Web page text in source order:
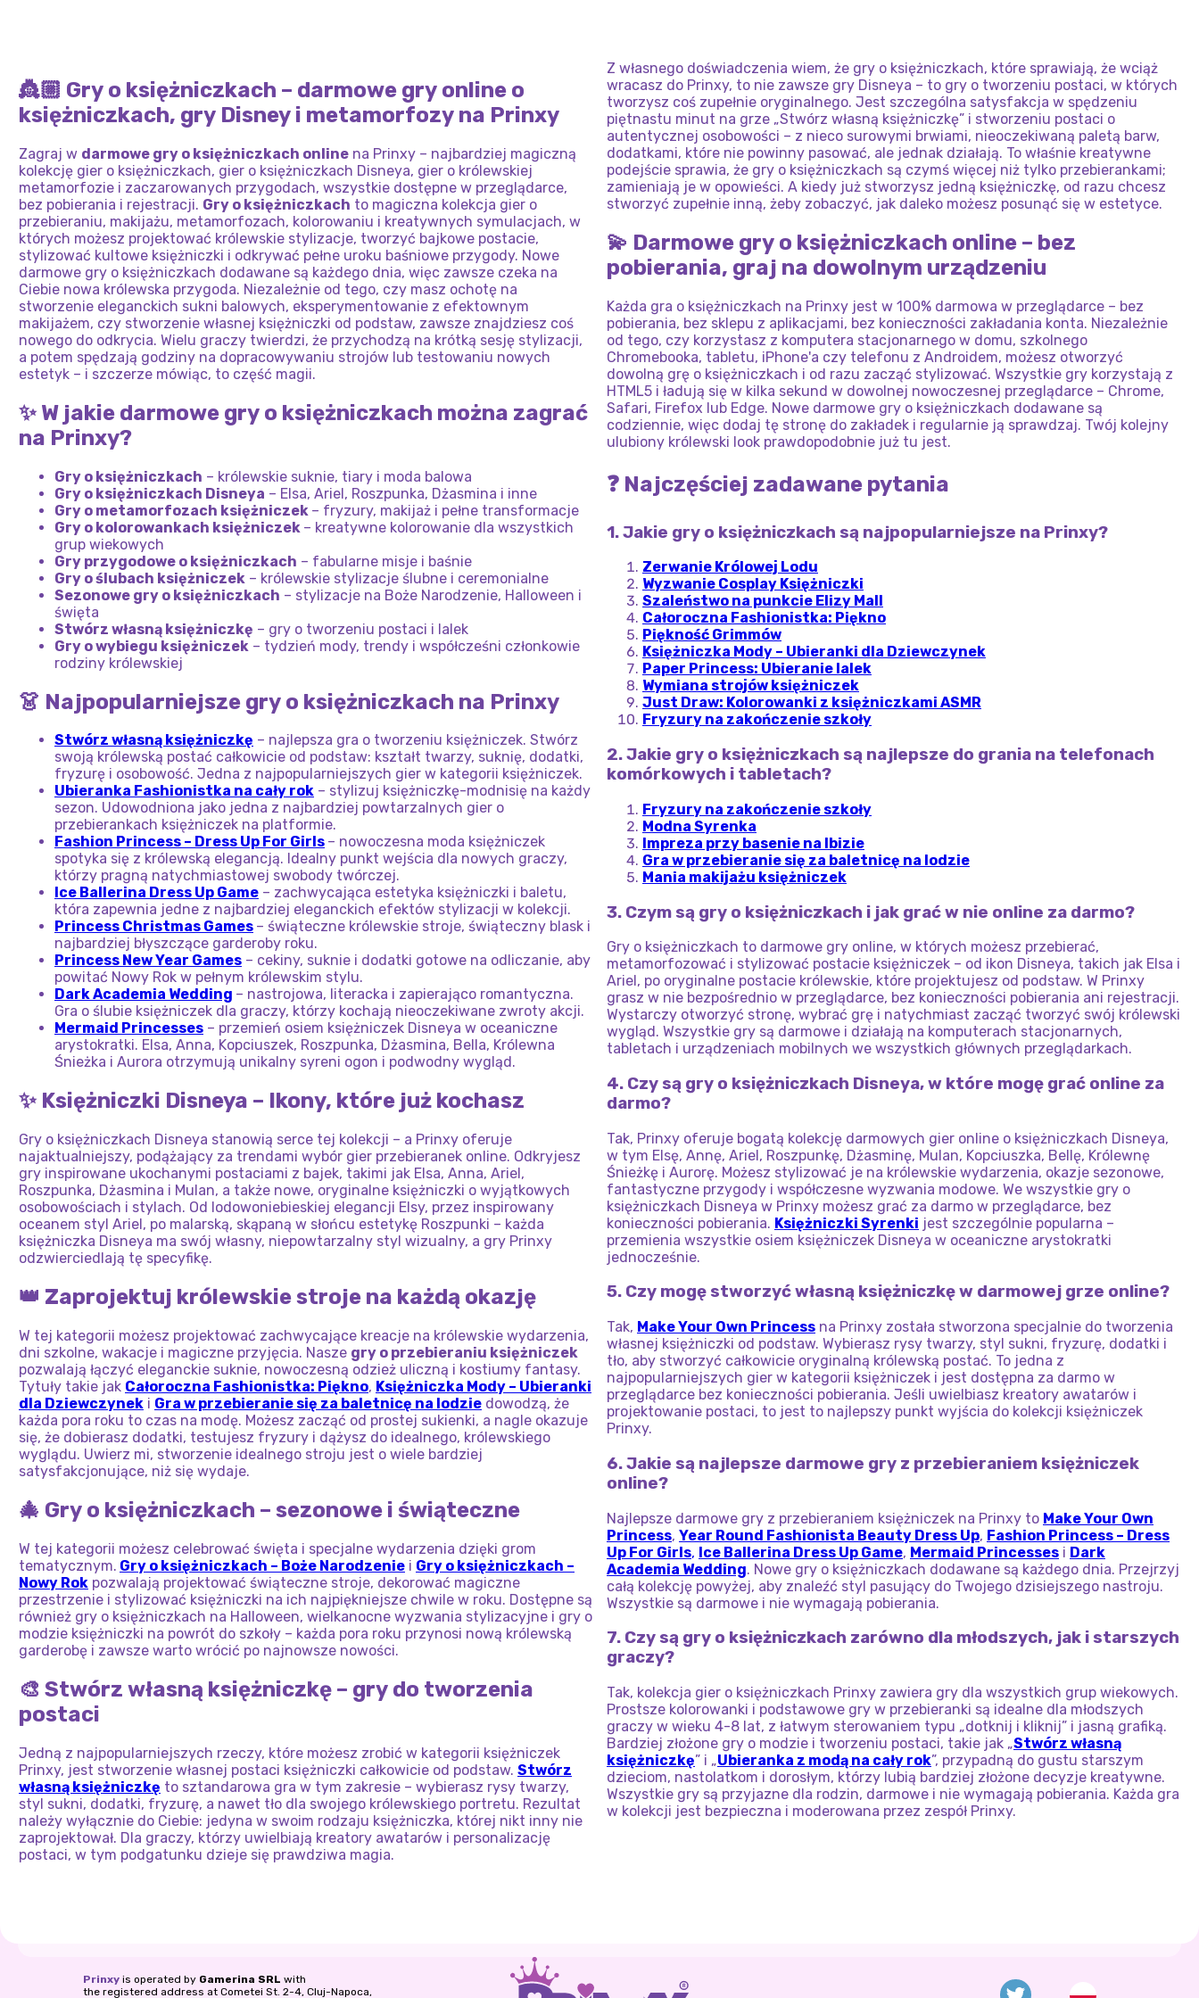
PIĄTKU
👸🏼 Gry o księżniczkach – darmowe gry online o
księżniczkach, gry Disney i metamorfozy na Prinxy
Zagraj w darmowe gry o księżniczkach online na Prinxy – najbardziej magiczną
kolekcję gier o księżniczkach, gier o księżniczkach Disneya, gier o królewskiej
metamorfozie i zaczarowanych przygodach, wszystkie dostępne w przeglądarce,
bez pobierania i rejestracji. Gry o księżniczkach to magiczna kolekcja gier o
przebieraniu, makijażu, metamorfozach, kolorowaniu i kreatywnych symulacjach, w
których możesz projektować królewskie stylizacje, tworzyć bajkowe postacie,
stylizować kultowe księżniczki i odkrywać pełne uroku baśniowe przygody. Nowe
darmowe gry o księżniczkach dodawane są każdego dnia, więc zawsze czeka na
Ciebie nowa królewska przygoda. Niezależnie od tego, czy masz ochotę na
stworzenie eleganckich sukni balowych, eksperymentowanie z efektownym
makijażem, czy stworzenie własnej księżniczki od podstaw, zawsze znajdziesz coś
nowego do odkrycia. Wielu graczy twierdzi, że przychodzą na krótką sesję stylizacji,
a potem spędzają godziny na dopracowywaniu strojów lub testowaniu nowych
estetyk – i szczerze mówiąc, to część magii.
✨ W jakie darmowe gry o księżniczkach można zagrać
na Prinxy?
Gry o księżniczkach – królewskie suknie, tiary i moda balowa
Gry o księżniczkach Disneya – Elsa, Ariel, Roszpunka, Dżasmina i inne
Gry o metamorfozach księżniczek – fryzury, makijaż i pełne transformacje
Gry o kolorowankach księżniczek – kreatywne kolorowanie dla wszystkich
grup wiekowych
Gry przygodowe o księżniczkach – fabularne misje i baśnie
Gry o ślubach księżniczek – królewskie stylizacje ślubne i ceremonialne
Sezonowe gry o księżniczkach – stylizacje na Boże Narodzenie, Halloween i
święta
Stwórz własną księżniczkę – gry o tworzeniu postaci i lalek
Gry o wybiegu księżniczek – tydzień mody, trendy i współcześni członkowie
rodziny królewskiej
👗 Najpopularniejsze gry o księżniczkach na Prinxy
Stwórz własną księżniczkę – najlepsza gra o tworzeniu księżniczek. Stwórz
swoją królewską postać całkowicie od podstaw: kształt twarzy, suknię, dodatki,
fryzurę i osobowość. Jedna z najpopularniejszych gier w kategorii księżniczek.
Ubieranka Fashionistka na cały rok – stylizuj księżniczkę-modnisię na każdy
sezon. Udowodniona jako jedna z najbardziej powtarzalnych gier o
przebierankach księżniczek na platformie.
Fashion Princess – Dress Up For Girls – nowoczesna moda księżniczek
spotyka się z królewską elegancją. Idealny punkt wejścia dla nowych graczy,
którzy pragną natychmiastowej swobody twórczej.
Ice Ballerina Dress Up Game – zachwycająca estetyka księżniczki i baletu,
która zapewnia jedne z najbardziej eleganckich efektów stylizacji w kolekcji.
Princess Christmas Games – świąteczne królewskie stroje, świąteczny blask i
najbardziej błyszczące garderoby roku.
Princess New Year Games – cekiny, suknie i dodatki gotowe na odliczanie, aby
powitać Nowy Rok w pełnym królewskim stylu.
Dark Academia Wedding – nastrojowa, literacka i zapierająco romantyczna.
Gra o ślubie księżniczek dla graczy, którzy kochają nieoczekiwane zwroty akcji.
Mermaid Princesses – przemień osiem księżniczek Disneya w oceaniczne
arystokratki. Elsa, Anna, Kopciuszek, Roszpunka, Dżasmina, Bella, Królewna
Śnieżka i Aurora otrzymują unikalny syreni ogon i podwodny wygląd.
✨ Księżniczki Disneya – Ikony, które już kochasz
Gry o księżniczkach Disneya stanowią serce tej kolekcji – a Prinxy oferuje
najaktualniejszy, podążający za trendami wybór gier przebieranek online. Odkryjesz
gry inspirowane ukochanymi postaciami z bajek, takimi jak Elsa, Anna, Ariel,
Roszpunka, Dżasmina i Mulan, a także nowe, oryginalne księżniczki o wyjątkowych
osobowościach i stylach. Od lodowoniebieskiej elegancji Elsy, przez inspirowany
oceanem styl Ariel, po malarską, skąpaną w słońcu estetykę Roszpunki – każda
księżniczka Disneya ma swój własny, niepowtarzalny styl wizualny, a gry Prinxy
odzwierciedlają tę specyfikę.
👑 Zaprojektuj królewskie stroje na każdą okazję
W tej kategorii możesz projektować zachwycające kreacje na królewskie wydarzenia,
dni szkolne, wakacje i magiczne przyjęcia. Nasze gry o przebieraniu księżniczek
pozwalają łączyć eleganckie suknie, nowoczesną odzież uliczną i kostiumy fantasy.
Tytuły takie jak Całoroczna Fashionistka: Piękno, Księżniczka Mody – Ubieranki
dla Dziewczynek i Gra w przebieranie się za baletnicę na lodzie dowodzą, że
każda pora roku to czas na modę. Możesz zacząć od prostej sukienki, a nagle okazuje
się, że dobierasz dodatki, testujesz fryzury i dążysz do idealnego, królewskiego
wyglądu. Uwierz mi, stworzenie idealnego stroju jest o wiele bardziej
satysfakcjonujące, niż się wydaje.
🎄 Gry o księżniczkach – sezonowe i świąteczne
W tej kategorii możesz celebrować święta i specjalne wydarzenia dzięki grom
tematycznym. Gry o księżniczkach – Boże Narodzenie i Gry o księżniczkach –
Nowy Rok pozwalają projektować świąteczne stroje, dekorować magiczne
przestrzenie i stylizować księżniczki na ich najpiękniejsze chwile w roku. Dostępne są
również gry o księżniczkach na Halloween, wielkanocne wyzwania stylizacyjne i gry o
modzie księżniczki na powrót do szkoły – każda pora roku przynosi nową królewską
garderobę i zawsze warto wrócić po najnowsze nowości.
🎨 Stwórz własną księżniczkę – gry do tworzenia
postaci
Jedną z najpopularniejszych rzeczy, które możesz zrobić w kategorii księżniczek
Prinxy, jest stworzenie własnej postaci księżniczki całkowicie od podstaw. Stwórz
własną księżniczkę to sztandarowa gra w tym zakresie – wybierasz rysy twarzy,
styl sukni, dodatki, fryzurę, a nawet tło dla swojego królewskiego portretu. Rezultat
należy wyłącznie do Ciebie: jedyna w swoim rodzaju księżniczka, której nikt inny nie
zaprojektował. Dla graczy, którzy uwielbiają kreatory awatarów i personalizację
postaci, w tym podgatunku dzieje się prawdziwa magia.
Z własnego doświadczenia wiem, że gry o księżniczkach, które sprawiają, że wciąż
wracasz do Prinxy, to nie zawsze gry Disneya – to gry o tworzeniu postaci, w których
tworzysz coś zupełnie oryginalnego. Jest szczególna satysfakcja w spędzeniu
piętnastu minut na grze „Stwórz własną księżniczkę” i stworzeniu postaci o
autentycznej osobowości – z nieco surowymi brwiami, nieoczekiwaną paletą barw,
dodatkami, które nie powinny pasować, ale jednak działają. To właśnie kreatywne
podejście sprawia, że ​​gry o księżniczkach są czymś więcej niż tylko przebierankami;
zamieniają je w opowieści. A kiedy już stworzysz jedną księżniczkę, od razu chcesz
stworzyć zupełnie inną, żeby zobaczyć, jak daleko możesz posunąć się w estetyce.
💫 Darmowe gry o księżniczkach online – bez
pobierania, graj na dowolnym urządzeniu
Każda gra o księżniczkach na Prinxy jest w 100% darmowa w przeglądarce – bez
pobierania, bez sklepu z aplikacjami, bez konieczności zakładania konta. Niezależnie
od tego, czy korzystasz z komputera stacjonarnego w domu, szkolnego
Chromebooka, tabletu, iPhone'a czy telefonu z Androidem, możesz otworzyć
dowolną grę o księżniczkach i od razu zacząć stylizować. Wszystkie gry korzystają z
HTML5 i ładują się w kilka sekund w dowolnej nowoczesnej przeglądarce – Chrome,
Safari, Firefox lub Edge. Nowe darmowe gry o księżniczkach dodawane są
codziennie, więc dodaj tę stronę do zakładek i regularnie ją sprawdzaj. Twój kolejny
ulubiony królewski look prawdopodobnie już tu jest.
❓ Najczęściej zadawane pytania
1. Jakie gry o księżniczkach są najpopularniejsze na Prinxy?
Zerwanie Królowej Lodu
Wyzwanie Cosplay Księżniczki
Szaleństwo na punkcie Elizy Mall
Całoroczna Fashionistka: Piękno
Piękność Grimmów
Księżniczka Mody – Ubieranki dla Dziewczynek
Paper Princess: Ubieranie lalek
Wymiana strojów księżniczek
Just Draw: Kolorowanki z księżniczkami ASMR
Fryzury na zakończenie szkoły
2. Jakie gry o księżniczkach są najlepsze do grania na telefonach
komórkowych i tabletach?
Fryzury na zakończenie szkoły
Modna Syrenka
Impreza przy basenie na Ibizie
Gra w przebieranie się za baletnicę na lodzie
Mania makijażu księżniczek
3. Czym są gry o księżniczkach i jak grać w nie online za darmo?
Gry o księżniczkach to darmowe gry online, w których możesz przebierać,
metamorfozować i stylizować postacie księżniczek – od ikon Disneya, takich jak Elsa i
Ariel, po oryginalne postacie królewskie, które projektujesz od podstaw. W Prinxy
grasz w nie bezpośrednio w przeglądarce, bez konieczności pobierania ani rejestracji.
Wystarczy otworzyć stronę, wybrać grę i natychmiast zacząć tworzyć swój królewski
wygląd. Wszystkie gry są darmowe i działają na komputerach stacjonarnych,
tabletach i urządzeniach mobilnych we wszystkich głównych przeglądarkach.
4. Czy są gry o księżniczkach Disneya, w które mogę grać online za
darmo?
Tak, Prinxy oferuje bogatą kolekcję darmowych gier online o księżniczkach Disneya,
w tym Elsę, Annę, Ariel, Roszpunkę, Dżasminę, Mulan, Kopciuszka, Bellę, Królewnę
Śnieżkę i Aurorę. Możesz stylizować je na królewskie wydarzenia, okazje sezonowe,
fantastyczne przygody i współczesne wyzwania modowe. We wszystkie gry o
księżniczkach Disneya w Prinxy możesz grać za darmo w przeglądarce, bez
konieczności pobierania. Księżniczki Syrenki jest szczególnie popularna –
przemienia wszystkie osiem księżniczek Disneya w oceaniczne arystokratki
jednocześnie.
5. Czy mogę stworzyć własną księżniczkę w darmowej grze online?
Tak, Make Your Own Princess na Prinxy została stworzona specjalnie do tworzenia
własnej księżniczki od podstaw. Wybierasz rysy twarzy, styl sukni, fryzurę, dodatki i
tło, aby stworzyć całkowicie oryginalną królewską postać. To jedna z
najpopularniejszych gier w kategorii księżniczek i jest dostępna za darmo w
przeglądarce bez konieczności pobierania. Jeśli uwielbiasz kreatory awatarów i
projektowanie postaci, to jest to najlepszy punkt wyjścia do kolekcji księżniczek
Prinxy.
6. Jakie są najlepsze darmowe gry z przebieraniem księżniczek
online?
Najlepsze darmowe gry z przebieraniem księżniczek na Prinxy to Make Your Own
Princess, Year Round Fashionista Beauty Dress Up, Fashion Princess – Dress
Up For Girls, Ice Ballerina Dress Up Game, Mermaid Princesses i Dark
Academia Wedding. Nowe gry o księżniczkach dodawane są każdego dnia. Przejrzyj
całą kolekcję powyżej, aby znaleźć styl pasujący do Twojego dzisiejszego nastroju.
Wszystkie są darmowe i nie wymagają pobierania.
7. Czy są gry o księżniczkach zarówno dla młodszych, jak i starszych
graczy?
Tak, kolekcja gier o księżniczkach Prinxy zawiera gry dla wszystkich grup wiekowych.
Prostsze kolorowanki i podstawowe gry w przebieranki są idealne dla młodszych
graczy w wieku 4-8 lat, z łatwym sterowaniem typu „dotknij i kliknij” i jasną grafiką.
Bardziej złożone gry o modzie i tworzeniu postaci, takie jak „Stwórz własną
księżniczkę” i „Ubieranka z modą na cały rok”, przypadną do gustu starszym
dzieciom, nastolatkom i dorosłym, którzy lubią bardziej złożone decyzje kreatywne.
Wszystkie gry są przyjazne dla rodzin, darmowe i nie wymagają pobierania. Każda gra
w kolekcji jest bezpieczna i moderowana przez zespół Prinxy.
Prinxyis operated by Gamerina SRL with
the registered address at Cometei St. 2-4, Cluj-Napoca,